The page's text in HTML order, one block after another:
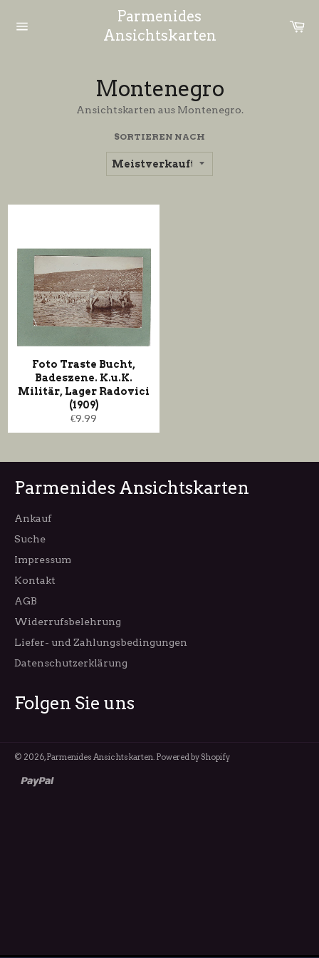
InhaltSeitennavigation
Parmenides
Ansichtskarten
Montenegro
Ansichtskarten aus Montenegro.
SORTIEREN NACH
Foto Traste Bucht,
Badeszene. K.u.K.
Militär, Lager Radovici
(1909)
Normaler
Preis
€9.99
Parmenides Ansichtskarten
Ankauf
Suche
Impressum
Kontakt
AGB
Widerrufsbelehrung
Liefer- und Zahlungsbedingungen
Datenschutzerklärung
Folgen Sie uns
© 2026,Parmenides Ansichtskarten . Powered by Shopify